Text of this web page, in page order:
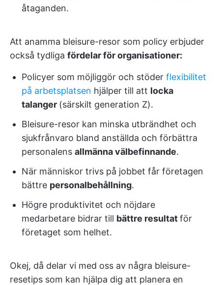
åtaganden.
Att anamma bleisure-resor som policy erbjuder
också tydliga fördelar för organisationer:
Policyer som möjliggör och stöder flexibilitet
på arbetsplatsen hjälper till att locka
talanger (särskilt generation Z).
Bleisure-resor kan minska utbrändhet och
sjukfrånvaro bland anställda och förbättra
personalens allmänna välbefinnande.
När människor trivs på jobbet får företagen
bättre personalbehållning.
Högre produktivitet och nöjdare
medarbetare bidrar till bättre resultatför
företaget som helhet.
Okej, då delar vi med oss av några bleisure-
resetips som kan hjälpa dig att planera en